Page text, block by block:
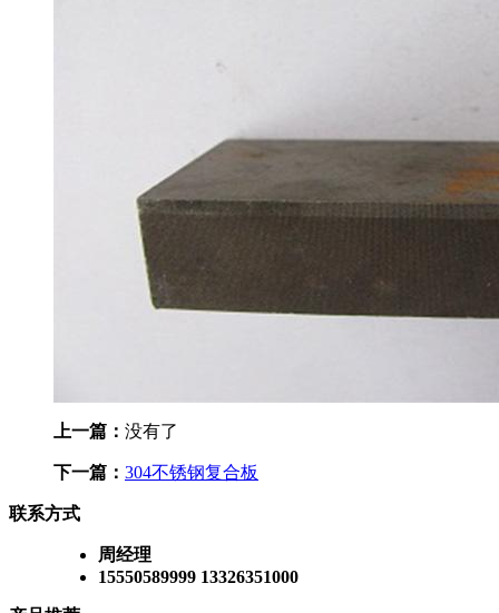
上一篇： 没有了
下一篇： 304不锈钢复合板
联系方式
周经理
15550589999 13326351000